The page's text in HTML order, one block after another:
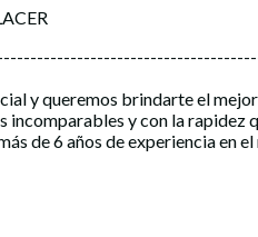
y queremos brindarte el
incomparables y con la rapidez
de 6 años de experiencia en